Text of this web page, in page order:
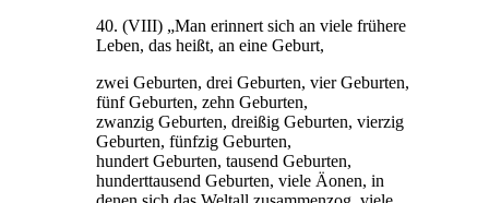
40. (VIII) „Man erinnert sich an viele frühere
Leben, das heißt, an eine Geburt,
zwei Geburten, drei Geburten, vier Geburten,
fünf Geburten, zehn Geburten,
zwanzig Geburten, dreißig Geburten, vierzig
Geburten, fünfzig Geburten,
hundert Geburten, tausend Geburten,
hunderttausend Geburten, viele Äonen, in